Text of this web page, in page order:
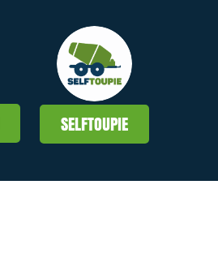
SELFTOUPIE